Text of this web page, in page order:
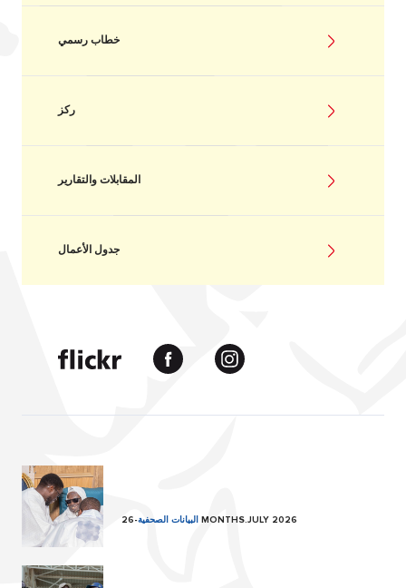
خطاب رسمي
ركز
المقابلات والتقارير
جدول الأعمال
البيانات الصحفية- 26 MONTHS.JULY 2026